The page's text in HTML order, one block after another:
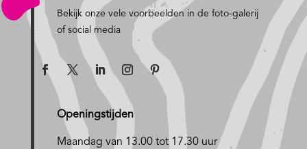
Bekijk onze vele voorbeelden in de foto-galerij
of social media
Openingstijden
Maandag van 13.00 tot 17.30 uur